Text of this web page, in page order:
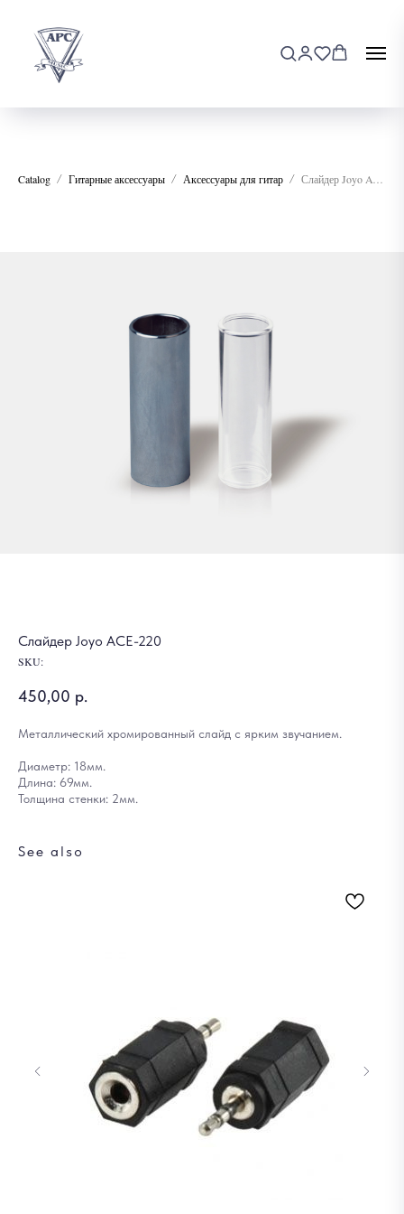
Catalog Гитарные аксессуары Аксессуары для гитар
Слайдер Joyo ACE-220
SKU:
450,00 р.
Металлический хромированный слайд с ярким звучанием.
Диаметр: 18мм.
Длина: 69мм.
Толщина стенки: 2мм.
See also